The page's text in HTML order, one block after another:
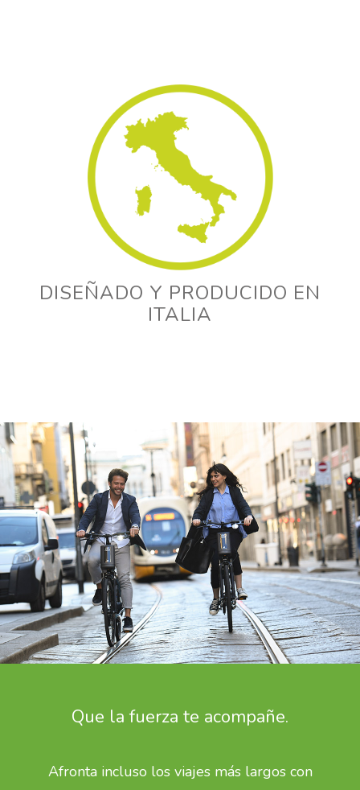
DISEÑADO Y PRODUCIDO EN
ITALIA
Que la fuerza te acompañe.
Afronta incluso los viajes más largos con